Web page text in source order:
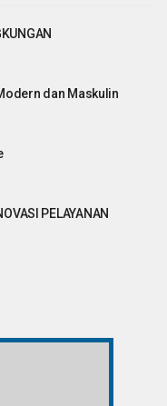
dan Maskulin
PELAYANAN